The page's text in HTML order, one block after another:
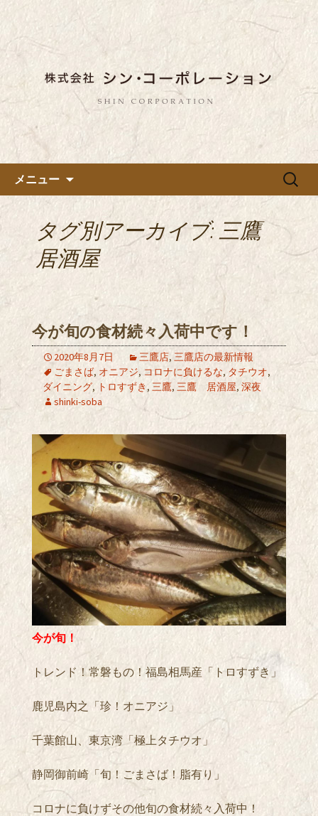
都内に5店舗展開している蕎麦
のお店「真希（しんき）」を運
営する「株式会社シン・コーポ
レーション」のブログ
東京都内に5店舗ある美味しい蕎麦のお
店「真希（しんき）」と運営の「株式
会社シン・コーポレーション」の新着
情報はこちら。店舗によって24時間営
業、宴会なども承っております。季節
のメニューも豊富にご用意。
メニュー
検
タグ別アーカイブ: 三鷹
居酒屋
今が旬の食材続々入荷中です！
2020年8月7日 三鷹店,三鷹店の最新情報
ごまさば, オニアジ, コロナに負けるな,タチウオ,
ダイニング, トロすずき, 三鷹, 三鷹 居酒屋, 深夜
shinki-soba
今が旬！
トレンド！常磐もの！福島相馬産「トロすずき」
鹿児島内之「珍！オニアジ」
千葉館山、東京湾「極上タチウオ」
静岡御前崎「旬！ごまさば！脂有り」
コロナに負けずその他旬の食材続々入荷中！